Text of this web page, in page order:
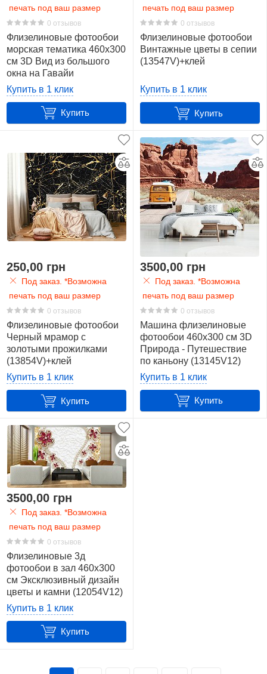
печать под ваш размер
0 отзывов
Флизелиновые фотообои
морская тематика 460x300
см 3D Вид из большого
окна на Гавайи
(10646V12) +клей
Купить в 1 клик
Купить
печать под ваш размер
0 отзывов
Флизелиновые фотообои
Винтажные цветы в сепии
(13547V)+клей
Купить в 1 клик
Купить
250,00 грн
Под заказ. *Возможна
печать под ваш размер
0 отзывов
Флизелиновые фотообои
Черный мрамор с
золотыми прожилками
(13854V)+клей
Купить в 1 клик
Купить
3500,00 грн
Под заказ. *Возможна
печать под ваш размер
0 отзывов
Машина флизелиновые
фотообои 460x300 см 3D
Природа - Путешествие
по каньону (13145V12)
+клей
Купить в 1 клик
Купить
3500,00 грн
Под заказ. *Возможна
печать под ваш размер
0 отзывов
Флизелиновые 3д
фотообои в зал 460x300
см Эксклюзивный дизайн
цветы и камни (12054V12)
+клей
Купить в 1 клик
Купить